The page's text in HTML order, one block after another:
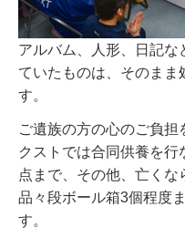
アルバム、人形、日記
ていたものは、そのま
す。
ご遺族の方の心のご負
クストでは合同供養を
点まで、その他、亡くな
品々段ボール箱3個程度
す。